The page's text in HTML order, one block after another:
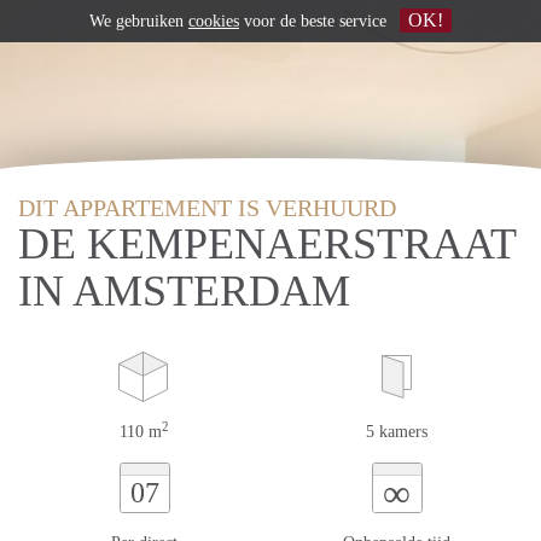
DIT APPARTEMENT IS VERHUURD
DE KEMPENAERSTRAAT
IN AMSTERDAM
110 m2 5 kamers
07 ∞
We gebruiken cookies voor de beste service OK!